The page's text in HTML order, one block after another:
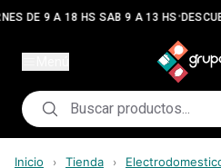
DE 9 A 18 HS SAB 9 A 13 HS•
Inicio › Tienda ›